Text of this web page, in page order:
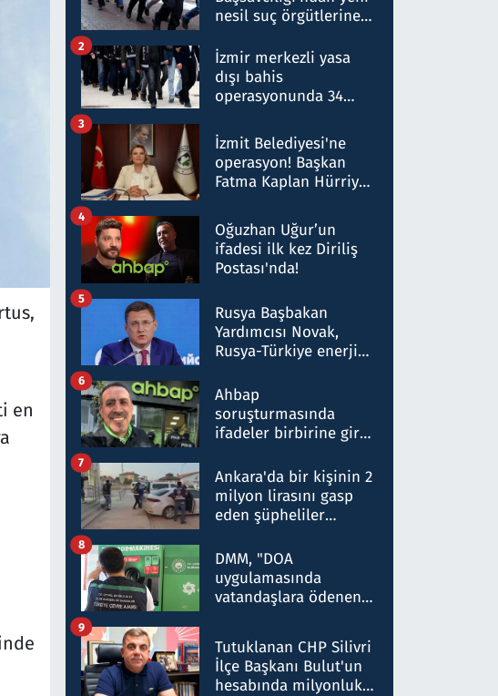
en
nesil suç örgütlerine
hakkında gözaltı kararı
İzmir merkezli yasa
dışı bahis
operasyonunda 34
Milyar liralık para
trafiği tespit edildi
2
İzmit Belediyesi'ne
operasyon! Başkan
Fatma Kaplan Hürriyet
3
Oğuzhan Uğur’un
ifadesi ilk kez Diriliş
Postası'nda!
4
Rusya Başbakan
Yardımcısı Novak,
Rusya-Türkiye enerji
nitelikte olduğunu
belirtti
5
Ahbap
soruşturmasında
ifadeler birbirine girdi:
ifadelerinden ortaya
çıkan tablo şok etti
6
Ankara'da bir kişinin 2
milyon lirasını gasp
eden şüpheliler
7
DMM, "DOA
uygulamasında
vatandaşlara ödenen
düşürüldüğü" iddiasını
yalanladı
8
Tutuklanan CHP Silivri
İlçe Başkanı Bulut'un
hesabında milyonluk
9